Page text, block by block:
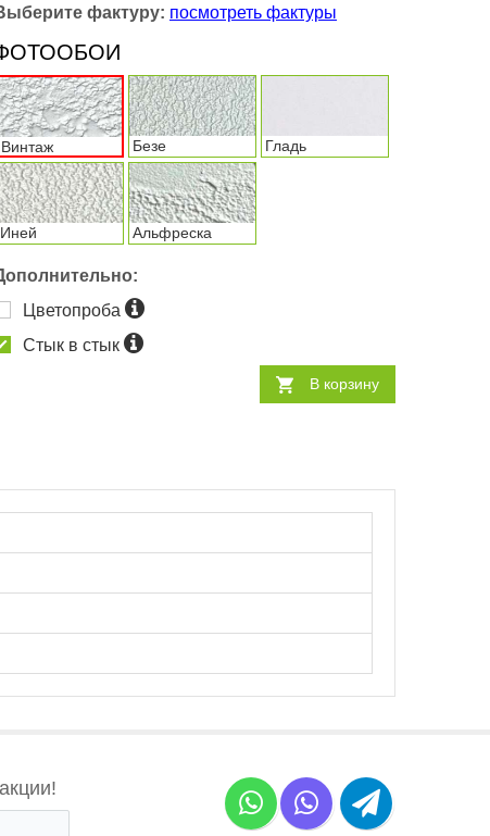
фактуру: посмотреть фактуры
Винтаж Безе Гладь
Иней Альфреска
Цветопроба
Стык в стык
В корзину